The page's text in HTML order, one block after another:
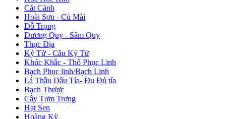
Cát Cánh
Hoài Sơn - Củ Mài
Đỗ Trọng
Đương Quy - Sâm Quy
Thục Địa
Kỷ Tử - Câu Kỷ Tử
Khúc Khắc - Thổ Phục Linh
Bạch Phục linh/Bạch Linh
Lá Thầu Dầu Tía- Đu Đủ tía
Bạch Thược
Cây Tơm Trơng
Hạt Sen
Hoàng Kỳ